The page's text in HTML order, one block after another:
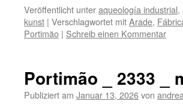
Veröffentlicht unteraqueología industrial,
kunst | Verschlagwortet mitArade,
Portimão | Schreib einen Kommentar
Portimão _ 2333 _
Publiziert am Januar 13, 2026von